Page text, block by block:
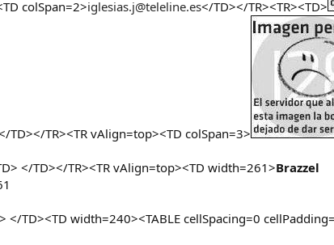
colSpan=2>iglesias.j@teleline.es</TD></TR><TR><TD>
TD></TR><TR vAlign=top><TD colSpan=3>
</TD></TR><TR vAlign=top><TD width=261>Brazzel
</TD><TD width=240><TABLE cellSpacing=0